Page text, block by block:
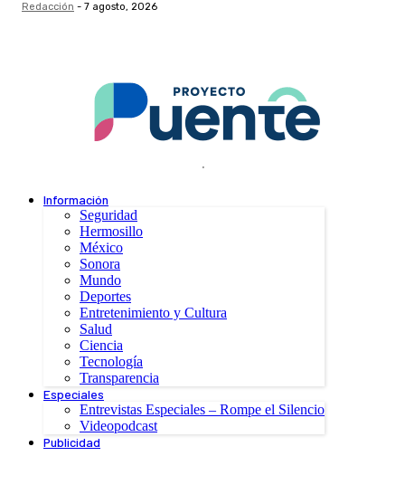
Redacción - 7 agosto, 2026
.
Información
Seguridad
Hermosillo
México
Sonora
Mundo
Deportes
Entretenimiento y Cultura
Salud
Ciencia
Tecnología
Transparencia
Especiales
Entrevistas Especiales – Rompe el Silencio
Videopodcast
Publicidad